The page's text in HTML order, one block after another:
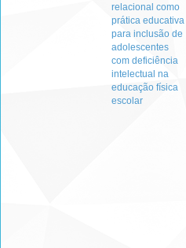
relacional como
prática educativa
para inclusão de
adolescentes
com deficiência
intelectual na
educação física
escolar